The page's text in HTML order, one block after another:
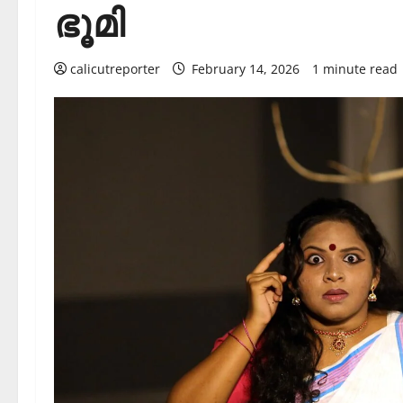
ഭൂമി
calicutreporter February 14, 2026 1 minute read